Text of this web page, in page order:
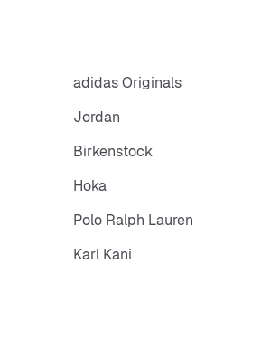
adidas Originals
Jordan
Birkenstock
Hoka
Polo Ralph Lauren
Karl Kani